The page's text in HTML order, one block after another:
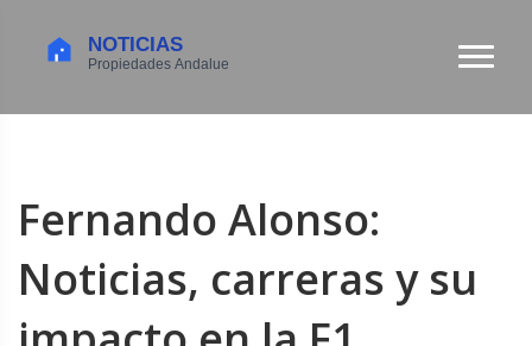
Fernando Alonso:
Noticias, carreras y su